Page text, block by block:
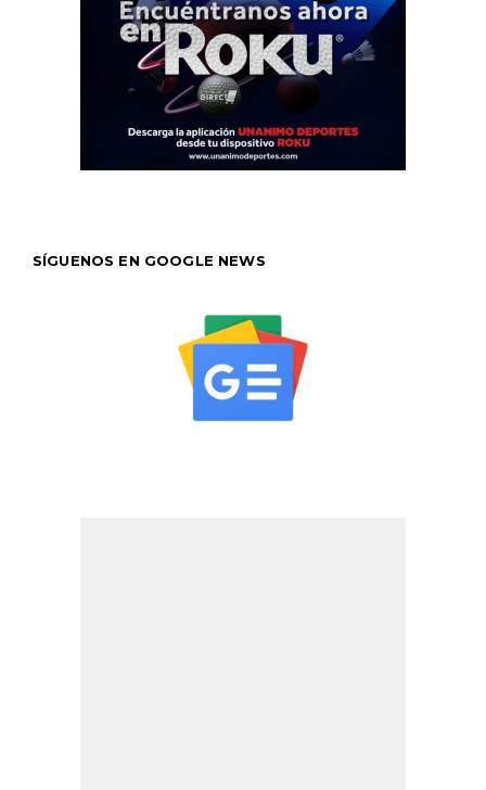
SÍGUENOS EN GOOGLE NEWS